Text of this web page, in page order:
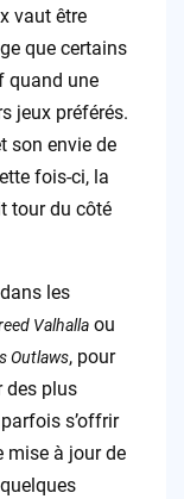
vaut être
que certains
quand une
jeux préférés.
son envie de
fois-ci, la
tour du côté
les
Valhallaou
Outlaws, pour
des plus
s’offrir
mise à jour de